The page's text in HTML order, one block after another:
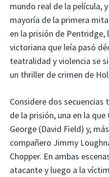
mundo real de la película,
mayoría de la primera
en la prisión de
victoriana que leía pasó
teatralidad y violencia se
un thriller de crimen de
Considere dos
de la prisión, una en la
George (David Field) y,
compañero Jimmy
Chopper. En ambas
atacante y luego a la